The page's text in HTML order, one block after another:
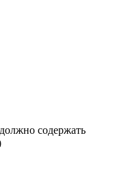
содержать